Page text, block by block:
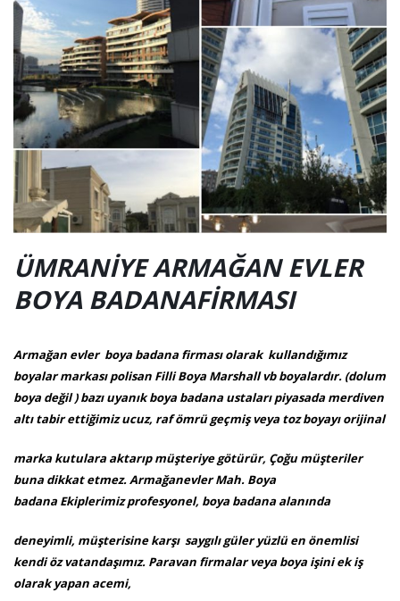
ÜMRANİYE ARMAĞAN EVLER
BOYA BADANAFİRMASI
Armağan evler boya badana firması olarak kullandığımız
boyalar markası polisan Filli Boya Marshall vb boyalardır. (dolum
boya değil ) bazı uyanık boya badana ustaları piyasada merdiven
altı tabir ettiğimiz ucuz, raf ömrü geçmiş veya toz boyayı orijinal
marka kutulara aktarıp müşteriye götürür, Çoğu müşteriler
buna dikkat etmez. Armağanevler Mah. Boya
badana Ekiplerimiz profesyonel, boya badana alanında
deneyimli, müşterisine karşı saygılı güler yüzlü en önemlisi
kendi öz vatandaşımız. Paravan firmalar veya boya işini ek iş
olarak yapan acemi,